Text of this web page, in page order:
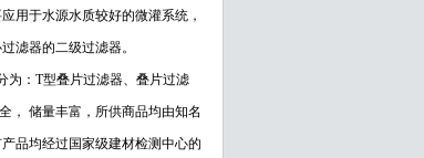
用于水源水质较好的微灌系统，
滤器的二级过滤器。
：T型叠片过滤器、叠片过滤
， 储量丰富，所供商品均由知名
品均经过国家级建材检测中心的